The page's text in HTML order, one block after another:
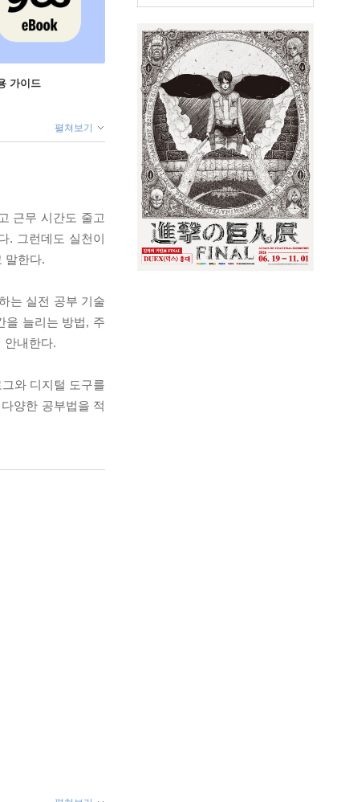
가이드
펼쳐보기
근무 시간도 줄고
. 그런데도 실천이
말한다.
는 실전 공부 기술
을 늘리는 방법, 주
안내한다.
와 디지털 도구를
양한 공부법을 적